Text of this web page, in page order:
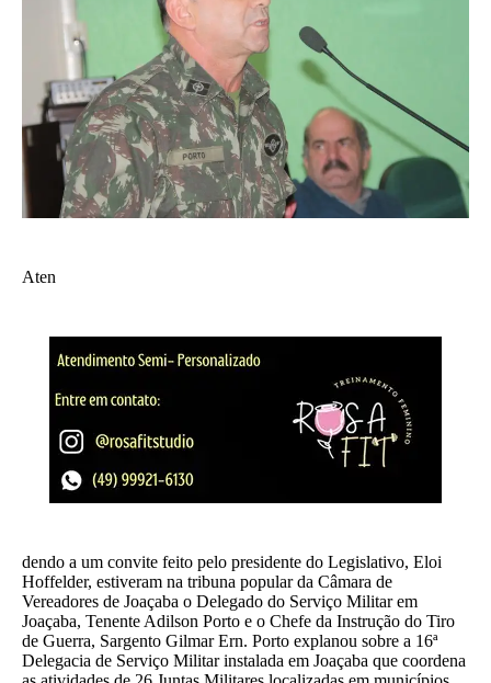
Aten
dendo a um convite feito pelo presidente do Legislativo, Eloi
Hoffelder, estiveram na tribuna popular da Câmara de
Vereadores de Joaçaba o Delegado do Serviço Militar em
Joaçaba, Tenente Adilson Porto e o Chefe da Instrução do Tiro
de Guerra, Sargento Gilmar Ern. Porto explanou sobre a 16ª
Delegacia de Serviço Militar instalada em Joaçaba que coordena